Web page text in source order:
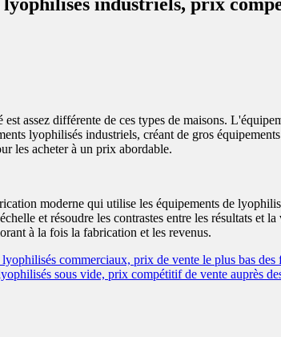
assez différente de ces types de maisons.
lyophilisés industriels, créant de gros
les acheter à un prix abordable.
moderne qui utilise les équipements de
et résoudre les contrastes entre les résultats
à la fois la fabrication et les revenus.
lyophilisés commerciaux, prix de vente le plus bas
sous vide, prix compétitif de vente auprès